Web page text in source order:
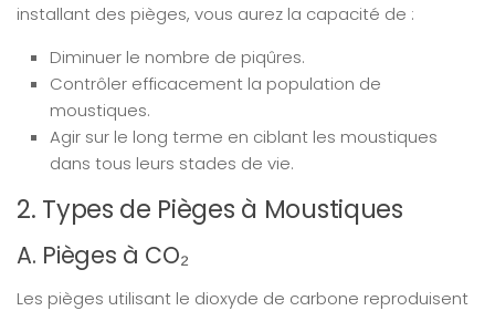
installant des pièges, vous aurez la capacité de :
Diminuer le nombre de piqûres.
Contrôler efficacement la population de
moustiques.
Agir sur le long terme en ciblant les moustiques
dans tous leurs stades de vie.
2. Types de Pièges à Moustiques
A. Pièges à CO₂
Les pièges utilisant le dioxyde de carbone reproduisent